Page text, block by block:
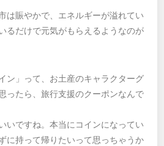
は賑やかで、エネルギーが溢れてい
るだけで元気がもらえるようなのが
ン」って、お土産のキャラクターグ
ったら、旅行支援のクーポンなんで
いですね。本当にコインになってい
に持って帰りたいって思っちゃうか